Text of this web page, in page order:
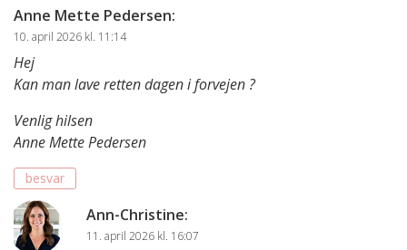
Anne Mette Pedersen:
10. april 2026 kl. 11:14
Hej
Kan man lave retten dagen i forvejen ?
Venlig hilsen
Anne Mette Pedersen
besvar
Ann-Christine:
11. april 2026 kl. 16:07